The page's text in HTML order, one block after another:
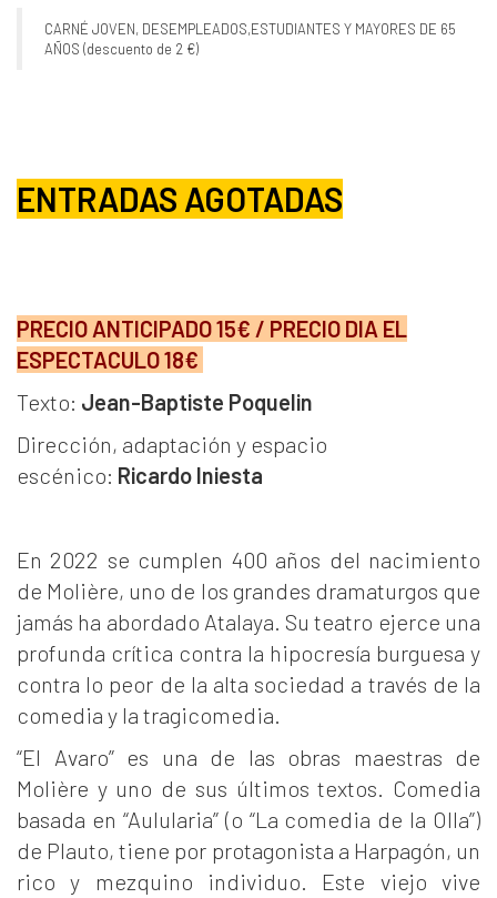
CARNÉ JOVEN, DESEMPLEADOS,ESTUDIANTES Y MAYORES DE 65
AÑOS (descuento de 2 €)
ENTRADAS AGOTADAS
PRECIO ANTICIPADO 15€ / PRECIO DIA EL
ESPECTACULO 18€
Texto: Jean-Baptiste Poquelin
Dirección, adaptación y espacio
escénico: Ricardo Iniesta
En 2022 se cumplen 400 años del nacimiento
de Molière, uno de los grandes dramaturgos que
jamás ha abordado Atalaya. Su teatro ejerce una
profunda crítica contra la hipocresía burguesa y
contra lo peor de la alta sociedad a través de la
comedia y la tragicomedia.
“El Avaro” es una de las obras maestras de
Molière y uno de sus últimos textos. Comedia
basada en “Aulularia” (o “La comedia de la Olla”)
de Plauto, tiene por protagonista a Harpagón, un
rico y mezquino individuo. Este viejo vive